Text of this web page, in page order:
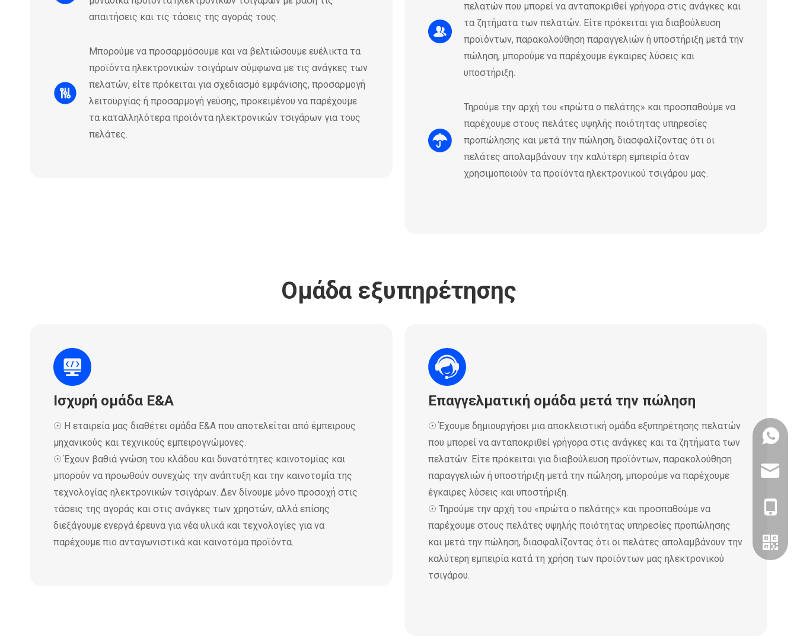
απαιτήσεις και τις τάσεις της αγοράς τους.
Μπορούμε να προσαρμόσουμε και να βελτιώσουμε ευέλικτα τα
προϊόντα ηλεκτρονικών τσιγάρων σύμφωνα με τις ανάγκες των
πελατών, είτε πρόκειται για σχεδιασμό εμφάνισης, προσαρμογή
λειτουργίας ή προσαρμογή γεύσης, προκειμένου να παρέχουμε
τα καταλληλότερα προϊόντα ηλεκτρονικών τσιγάρων για τους
πελάτες.
πελατών που μπορεί να ανταποκριθεί γρήγορα στις ανάγκες και
τα ζητήματα των πελατών. Είτε πρόκειται για διαβούλευση
προϊόντων, παρακολούθηση παραγγελιών ή υποστήριξη μετά την
πώληση, μπορούμε να παρέχουμε έγκαιρες λύσεις και
υποστήριξη.
Τηρούμε την αρχή του «πρώτα ο πελάτης» και προσπαθούμε να
παρέχουμε στους πελάτες υψηλής ποιότητας υπηρεσίες
προπώλησης και μετά την πώληση, διασφαλίζοντας ότι οι
πελάτες απολαμβάνουν την καλύτερη εμπειρία όταν
χρησιμοποιούν τα προϊόντα ηλεκτρονικού τσιγάρου μας.
Ομάδα εξυπηρέτησης
Ισχυρή ομάδα Ε&Α
☉ Η εταιρεία μας διαθέτει ομάδα Ε&Α που αποτελείται από έμπειρους
μηχανικούς και τεχνικούς εμπειρογνώμονες.
☉ Έχουν βαθιά γνώση του κλάδου και δυνατότητες καινοτομίας και
μπορούν να προωθούν συνεχώς την ανάπτυξη και την καινοτομία της
τεχνολογίας ηλεκτρονικών τσιγάρων. Δεν δίνουμε μόνο προσοχή στις
τάσεις της αγοράς και στις ανάγκες των χρηστών, αλλά επίσης
διεξάγουμε ενεργά έρευνα για νέα υλικά και τεχνολογίες για να
παρέχουμε πιο ανταγωνιστικά και καινοτόμα προϊόντα.
Επαγγελματική ομάδα μετά την πώληση
☉ Έχουμε δημιουργήσει μια αποκλειστική ομάδα εξυπηρέτησης πελατών
που μπορεί να ανταποκριθεί γρήγορα στις ανάγκες και τα ζητήματα των
πελατών. Είτε πρόκειται για διαβούλευση προϊόντων, παρακολούθηση
παραγγελιών ή υποστήριξη μετά την πώληση, μπορούμε να παρέχουμε
έγκαιρες λύσεις και υποστήριξη.
☉ Τηρούμε την αρχή του «πρώτα ο πελάτης» και προσπαθούμε να
παρέχουμε στους πελάτες υψηλής ποιότητας υπηρεσίες προπώλησης
και μετά την πώληση, διασφαλίζοντας ότι οι πελάτες απολαμβάνουν την
καλύτερη εμπειρία κατά τη χρήση των προϊόντων μας ηλεκτρονικού
τσιγάρου.
+86